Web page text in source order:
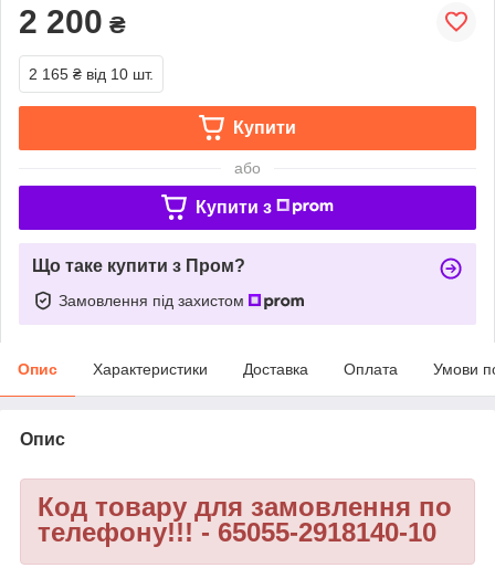
2 200 ₴
2 165 ₴ від 10 шт.
Купити
або
Купити з
Що таке купити з Пром?
Замовлення під захистом
Опис Характеристики Доставка Оплата Умови
Опис
Код товару для замовлення по
телефону!!! - 65055-2918140-10